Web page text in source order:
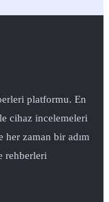
platformu. En
cihaz incelemeleri
her zaman bir adım
rehberleri